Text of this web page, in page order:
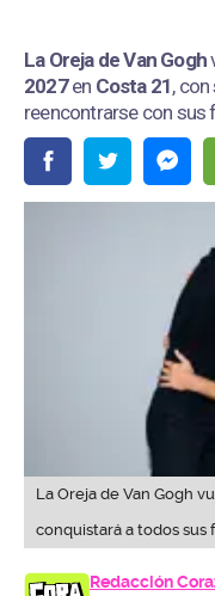
La Oreja de Van Gogh
2027en Costa 21,
reencontrarse con sus
La Oreja de Van Gogh
conquistará a todos sus
Redacción